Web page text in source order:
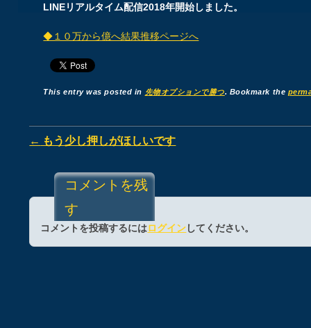
LINEリアルタイム配信2018年開始しました。
◆１０万から億へ結果推移ページへ
This entry was posted in 先物オプションで勝つ. Bookmark the
Post navigation
← もう少し押しがほしいです
コメントを残
す
コメントを投稿するにはログインしてください。